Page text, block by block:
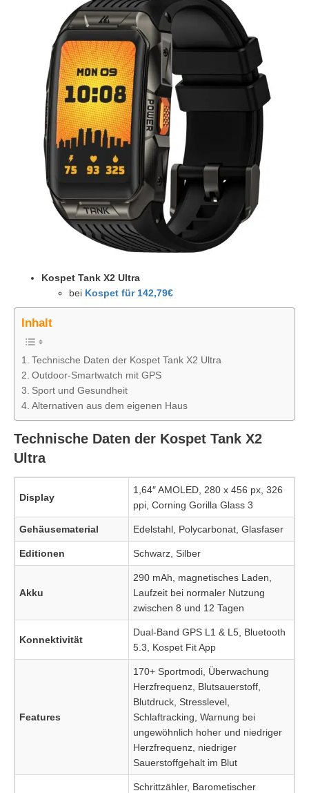
Kospet Tank X2 Ultra
bei Kospet für 142,79€
Inhalt
Technische Daten der Kospet Tank X2 Ultra
Outdoor-Smartwatch mit GPS
Sport und Gesundheit
Alternativen aus dem eigenen Haus
Technische Daten der Kospet Tank X2
Ultra
Display
1,64″ AMOLED, 280 x 456 px, 326
ppi, Corning Gorilla Glass 3
Gehäusematerial Edelstahl, Polycarbonat, Glasfaser
Editionen Schwarz, Silber
Akku
290 mAh, magnetisches Laden,
Laufzeit bei normaler Nutzung
zwischen 8 und 12 Tagen
Konnektivität
Dual-Band GPS L1 & L5, Bluetooth
5.3, Kospet Fit App
Features
170+ Sportmodi, Überwachung
Herzfrequenz, Blutsauerstoff,
Blutdruck, Stresslevel,
Schlaftracking, Warnung bei
ungewöhnlich hoher und niedriger
Herzfrequenz, niedriger
Sauerstoffgehalt im Blut
Schrittzähler, Barometischer